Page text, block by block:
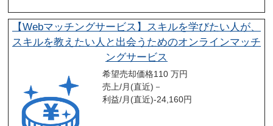
【Webマッチングサービス】スキルを学びたい人が、
スキルを教えたい人と出会うためのオンラインマッチ
ングサービス
希望売却価格110 万円
売上/月(直近) －
利益/月(直近)-24,160円